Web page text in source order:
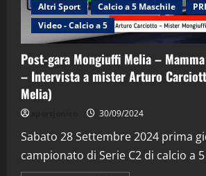
Altri Sport Calcio a 5 Maschile
Video - Calcio a 5
Post-gara Mongiuffi Melia –
– Intervista a mister Arturo
Melia)
30/09/2024
Sabato 28 Settembre 2024 prima
campionato di Serie C2 di calcio a
2
“SportEmpire” in
(Martedi 28 Aprile
28/04/2026